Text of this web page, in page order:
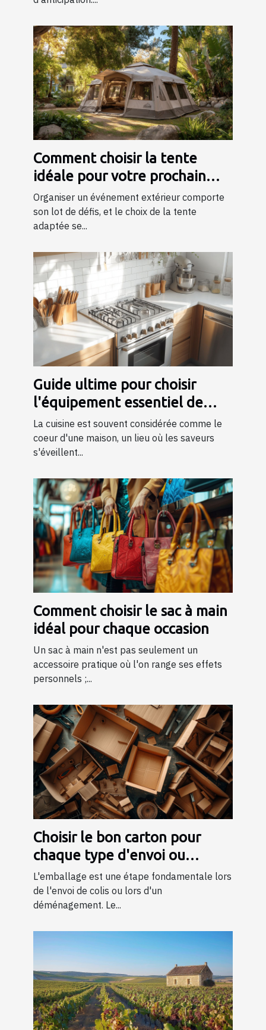
Comment choisir la tente
idéale pour votre prochain
événement ?
Organiser un événement extérieur comporte
son lot de défis, et le choix de la tente
adaptée se...
Guide ultime pour choisir
l'équipement essentiel de
cuisine
La cuisine est souvent considérée comme le
coeur d'une maison, un lieu où les saveurs
s'éveillent...
Comment choisir le sac à main
idéal pour chaque occasion
Un sac à main n'est pas seulement un
accessoire pratique où l'on range ses effets
personnels ;...
Choisir le bon carton pour
chaque type d'envoi ou
déménagement
L'emballage est une étape fondamentale lors
de l'envoi de colis ou lors d'un
déménagement. Le...